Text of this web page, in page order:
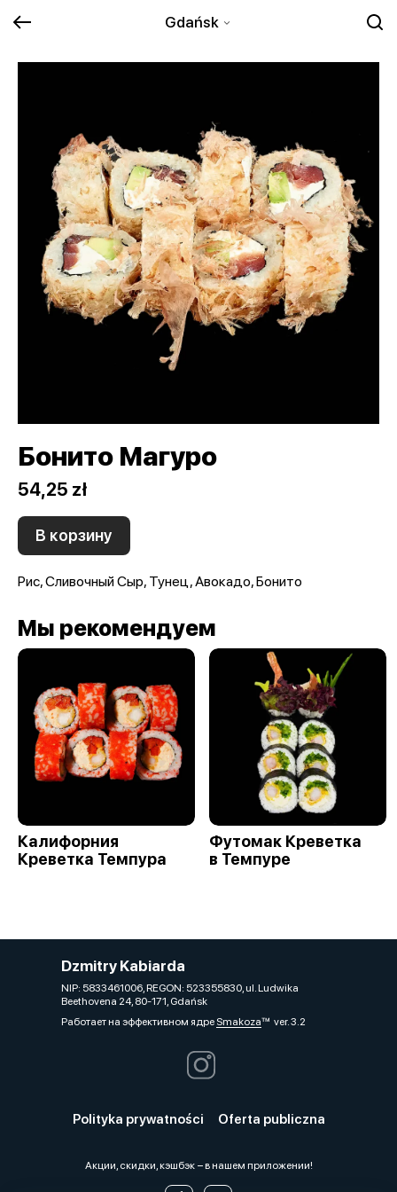
Gdańsk
Бонито Магуро
54,25 zł
В корзину
Рис, Сливочный Сыр, Тунец, Авокадо, Бонито
Мы рекомендуем
Калифорния
Креветка Темпура
Футомак Креветка
в Темпуре
Dzmitry Kabiarda
NIP: 5833461006, REGON: 523355830, ul. Ludwika
Beethovena 24, 80-171, Gdańsk
Работает на эффективном ядре Smakozaver. 3.2
Polityka prywatności Oferta publiczna
Акции, скидки, кэшбэк − в нашем приложении!